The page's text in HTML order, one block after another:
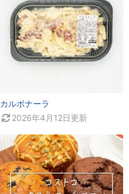
カルボナーラ
2026年4月12日更新